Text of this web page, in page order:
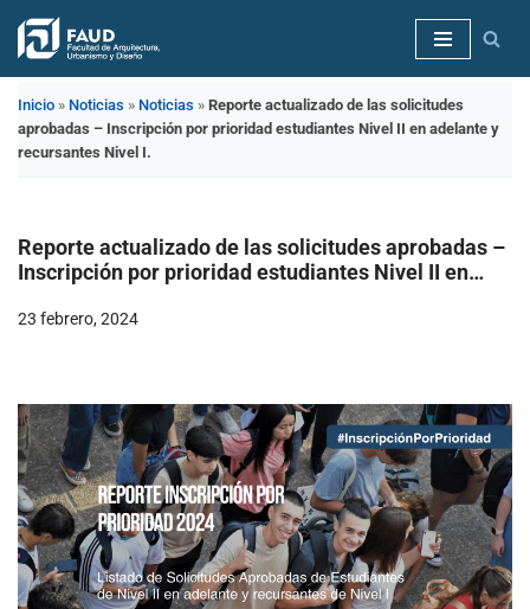
Saltar
contenido
Inicio » Noticias » Noticias » Reporte actualizado de las solicitudes
aprobadas – Inscripción por prioridad estudiantes Nivel II en adelante y
recursantes Nivel I.
Reporte actualizado de las solicitudes aprobadas –
Inscripción por prioridad estudiantes Nivel II en
23 febrero, 2024